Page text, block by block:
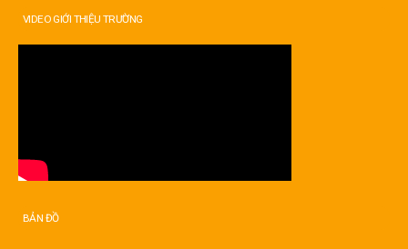
VIDEO GIỚI THIỆU TRƯỜNG
BẢN ĐỒ